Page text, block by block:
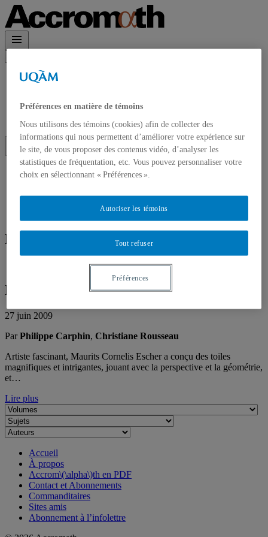
Accueil
Contact et Abonnements
Abonnement à l’infolettre
Accueil
Contact et Abonnements
Abonnement à l’infolettre
Écrit par Philippe Carphin
Mystérieuse lithographie d’Escher
27 juin 2009
ParPhilippe Carphin, Christiane Rousseau
Artiste fascinant, Maurits Cornelis Escher a conçu des toiles
magnifiques et intrigantes, jouant avec la perspective et la géométrie,
et…
Lire plus
Accueil
À propos
Accrom\(\alpha\)th en PDF
Contact et Abonnements
Commanditaires
Sites amis
Abonnement à l’infolettre
Préférences en matière de témoins
Nous utilisons des témoins (cookies) afin de collecter des
informations qui nous permettent d’améliorer votre expérience sur
le site, de vous proposer des contenus vidéo, d’analyser les
statistiques de fréquentation, etc. Vous pouvez personnaliser votre
choix en sélectionnant « Préférences ».
Tout refuser
Autoriser les témoins
Préférences